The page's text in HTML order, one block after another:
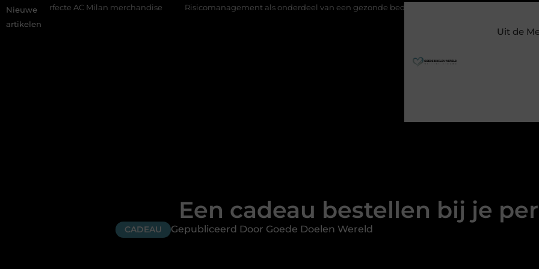
Nieuwe
artikelen
AC Milan merchandise Risicomanagement als onderdeel van een gezonde bedrijfsvoering Hoe Google Ads bij makelaars
Uit de
Een cadeau bestellen bij je
CADEAU Gepubliceerd Door Goede Doelen Wereld